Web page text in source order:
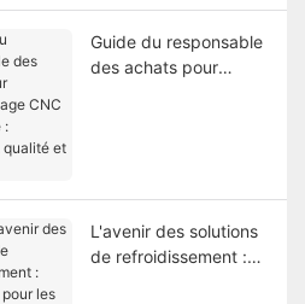
Guide du responsable
des achats pour
L'avenir des solutions
de refroidissement :